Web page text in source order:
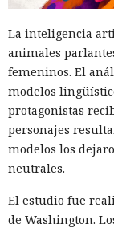
La inteligencia
animales
femeninos. El
modelos
protagonistas
personajes
modelos los
neutrales.
El estudio fue
de Washington.